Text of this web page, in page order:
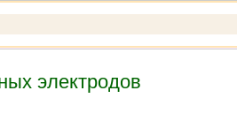
электродов